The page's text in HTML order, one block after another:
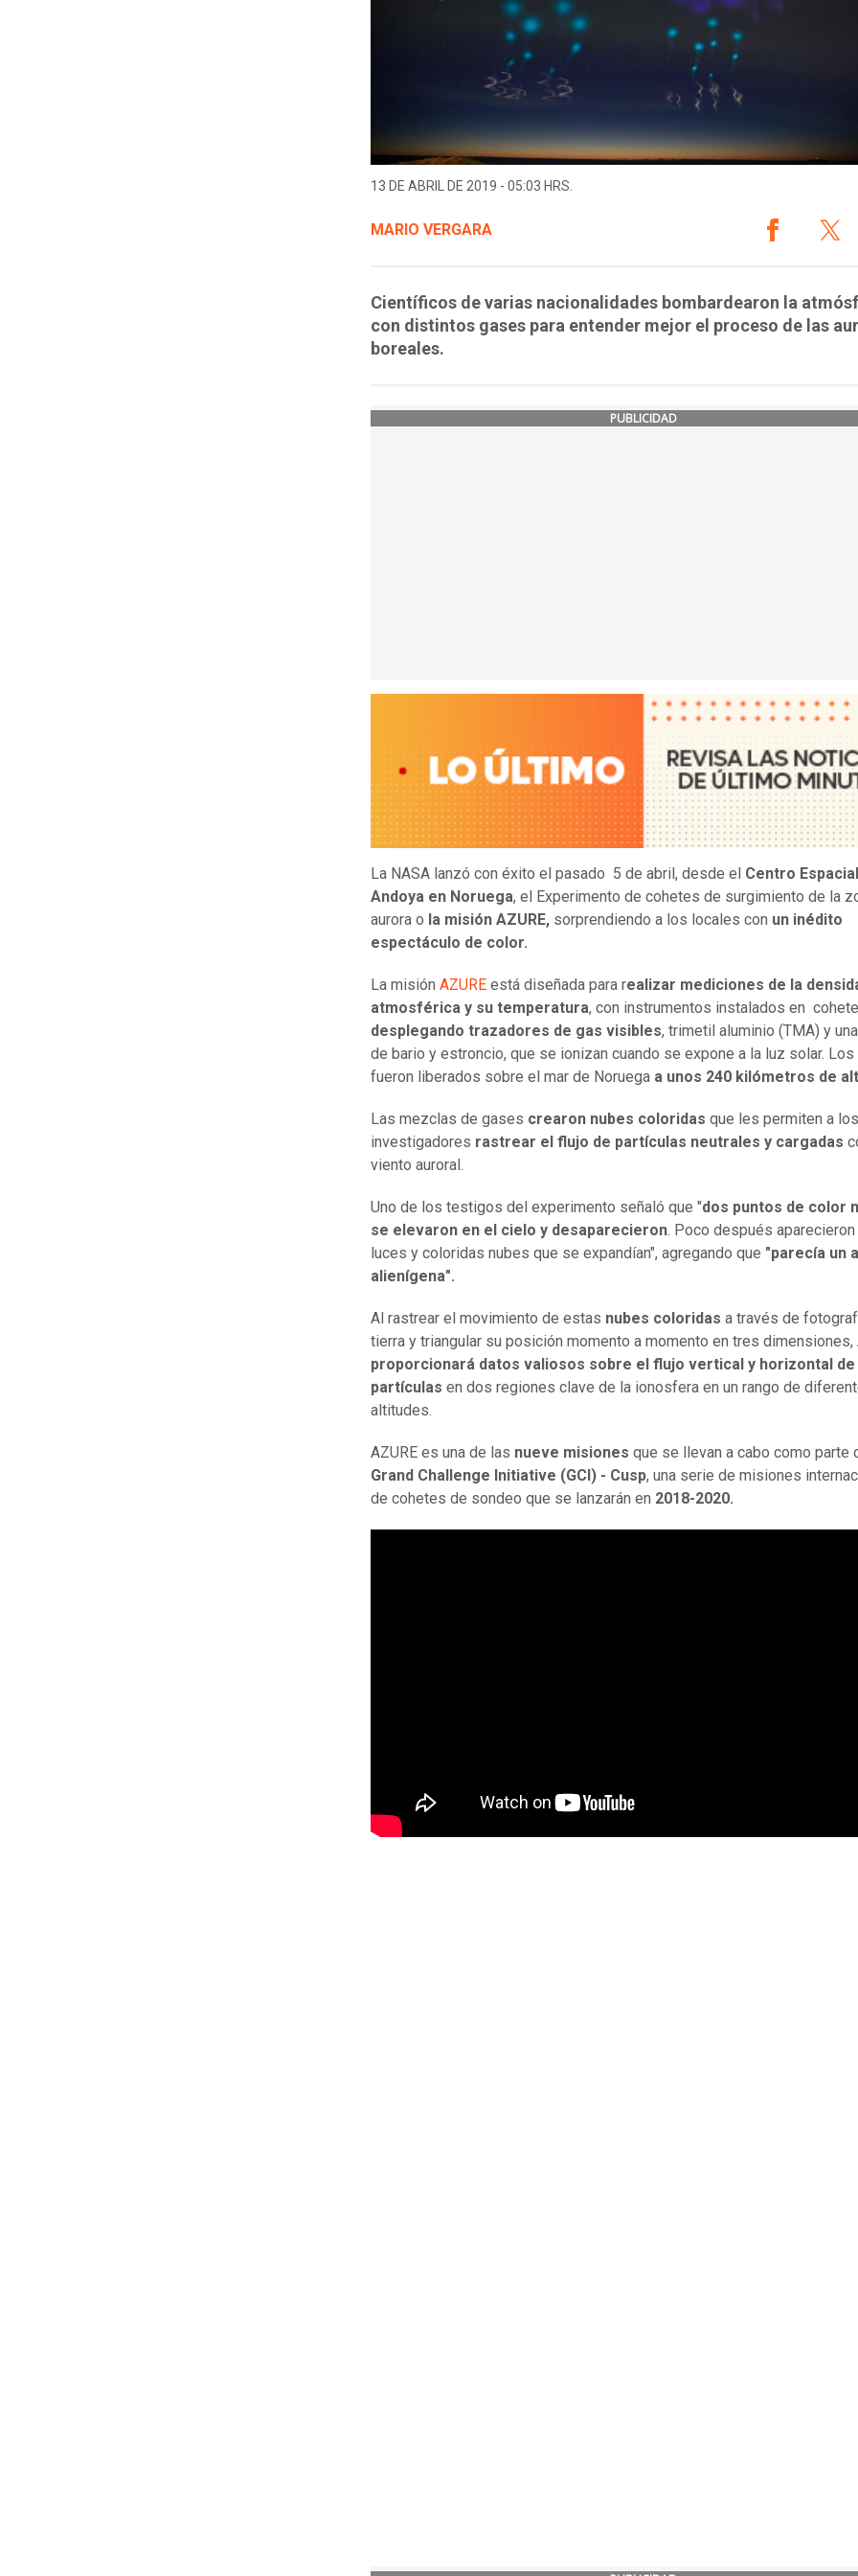
13 DE ABRIL DE 2019 - 05:03 HRS.
MARIO VERGARA
Científicos de varias nacionalidades bombardearon la
con distintos gases para entender mejor el proceso de las
boreales.
PUBLICIDAD
La NASA lanzó con éxito el pasado 5 de abril, desde el Centro
Andoya en Noruega, el Experimento de cohetes de surgimiento de la
aurora o la misión AZURE, sorprendiendo a los locales con un inédito
espectáculo de color.
La misión AZURE está diseñada para realizar mediciones de la
atmosférica y su temperatura, con instrumentos instalados en
desplegando trazadores de gas visibles, trimetil aluminio (TMA) y
de bario y estroncio, que se ionizan cuando se expone a la luz solar.
fueron liberados sobre el mar de Noruega a unos 240 kilómetros de
Las mezclas de gases crearon nubes coloridas que les permiten a los
investigadores rastrear el flujo de partículas neutrales y cargadas
viento auroral.
Uno de los testigos del experimento señaló que "dos puntos de color
se elevaron en el cielo y desaparecieron. Poco después
luces y coloridas nubes que se expandían", agregando que "parecía un
alienígena".
Al rastrear el movimiento de estas nubes coloridas a través de
tierra y triangular su posición momento a momento en tres dimensiones,
proporcionará datos valiosos sobre el flujo vertical y horizontal de
partículas en dos regiones clave de la ionosfera en un rango de
altitudes.
AZURE es una de las nueve misiones que se llevan a cabo como parte
Grand Challenge Initiative (GCI) - Cusp, una serie de misiones
de cohetes de sondeo que se lanzarán en 2018-2020.